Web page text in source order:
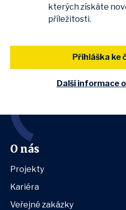
kterých získáte
příležitosti.
Přihláška ke
Další informace
O nás
Projekty
Kariéra
Veřejné zakázky